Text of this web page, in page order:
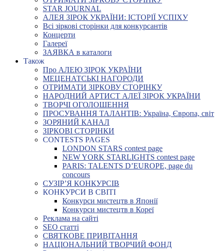
STAR JOURNAL
АЛЕЯ ЗІРОК УКРАЇНИ: ІСТОРІЇ УСПІХУ
Всі зіркові сторінки для конкурсантів
Концерти
Галереї
ЗАЯВКА в каталоги
Також
Про АЛЕЮ ЗІРОК УКРАЇНИ
МЕЦЕНАТСЬКІ НАГОРОДИ
ОТРИМАТИ ЗІРКОВУ СТОРІНКУ
НАРОДНИЙ АРТИСТ АЛЕЇ ЗІРОК УКРАЇНИ
ТВОРЧІ ОГОЛОШЕННЯ
ПРОСУВАННЯ ТАЛАНТІВ: Україна, Європа, світ
ЗОРЯНИЙ КАНАЛ
ЗІРКОВІ СТОРІНКИ
CONTESTS PAGES
LONDON STARS contest page
NEW YORK STARLIGHTS contest page
PARIS: TALENTS D’EUROPE, page du
concours
СУЗІР’Я КОНКУРСІВ
КОНКУРСИ В СВІТІ
Конкурси мистецтв в Японії
Конкурси мистецтв в Кореї
Реклама на сайті
SEO статті
СВЯТКОВЕ ПРИВІТАННЯ
НАЦІОНАЛЬНИЙ ТВОРЧИЙ ФОНД